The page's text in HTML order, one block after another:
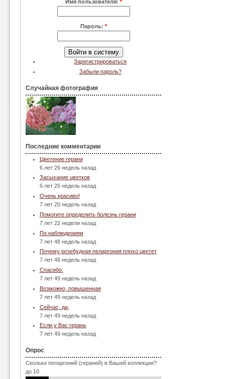
Имя пользователя: *
Пароль: *
Зарегистрироваться
Забыли пароль?
Случайная фотография
Последние комментарии
Цветение герани
6 лет 26 недель назад
Засыхание цветков
6 лет 26 недель назад
Очень красиво!
7 лет 20 недель назад
Помогите определить болезнь герани
7 лет 22 недели назад
По наблюдениям
7 лет 48 недель назад
Почему розебудная пеларгония плохо цветет
7 лет 48 недель назад
Спасибо.
7 лет 49 недель назад
Возможно, повышенная
7 лет 49 недель назад
Сейчас, да,
7 лет 49 недель назад
Если у Вас герань
7 лет 49 недель назад
Опрос
Сколько пеларгоний (гераней) в Вашей коллекции?
до 10